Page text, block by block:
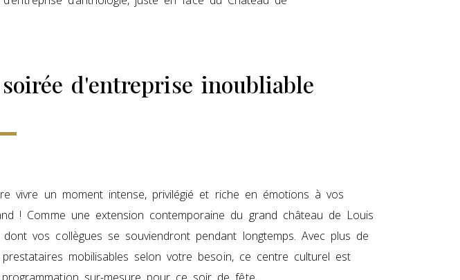
d'entreprise inoubliable
vivre un moment intense, privilégié et riche en émotions à vos
! Comme une extension contemporaine du grand château de Louis
vos collègues se souviendront pendant longtemps. Avec plus de
mobilisables selon votre besoin, ce centre culturel est